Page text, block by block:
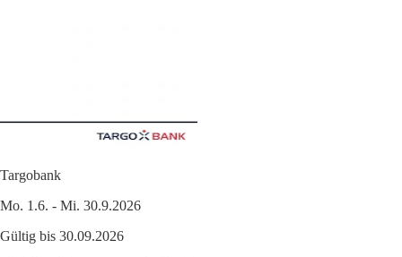
Targobank
Mo. 1.6. - Mi. 30.9.2026
Gültig bis 30.09.2026